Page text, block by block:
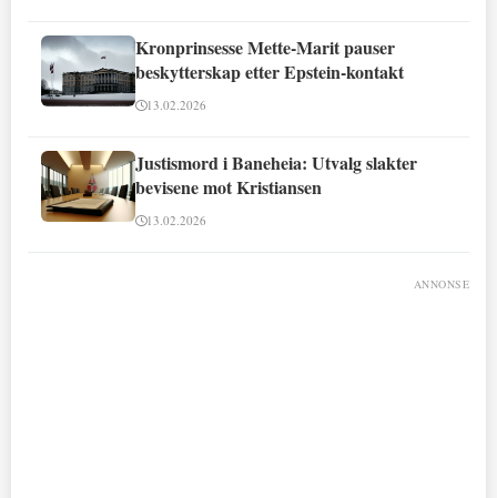
Kronprinsesse Mette-Marit pauser
beskytterskap etter Epstein-kontakt
13.02.2026
Justismord i Baneheia: Utvalg slakter
bevisene mot Kristiansen
13.02.2026
ANNONSE